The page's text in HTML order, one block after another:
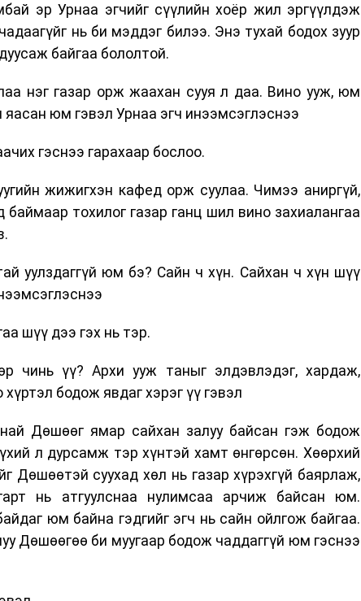
эр Урнаа эгчийг сүүлийн хоёр жил эргүүлдэж
нь би мэддэг билээ. Энэ тухай бодох зуур
байгаа бололтой.
нэг газар орж жаахан сууя л даа. Вино ууж, юм
яасан юм гэвэл Урнаа эгч инээмсэглэснээ
гэснээ гарахаар бослоо.
жижигхэн кафед орж суулаа. Чимээ аниргүй,
тохилог газар ганц шил вино захиалангаа
уулздаггүй юм бэ? Сайн ч хүн. Сайхан ч хүн шүү
шүү дээ гэх нь тэр.
чинь үү? Архи ууж таныг элдэвлэдэг, хардаж,
бодож явдаг хэрэг үү гэвэл
Дөшөөг ямар сайхан залуу байсан гэж бодож
л дурсамж тэр хүнтэй хамт өнгөрсөн. Хөөрхий
Дөшөөтэй суухад хөл нь газар хүрэхгүй баярлаж,
нь атгуулснаа нулимсаа арчиж байсан юм.
юм байна гэдгийг эгч нь сайн ойлгож байгаа.
Дөшөөгөө би муугаар бодож чаддаггүй юм гэснээ